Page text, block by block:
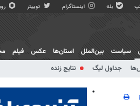
بله اینستاگرام توییتر
جداول لیگ نتایج زنده
سیاست بین‌الملل استان‌ها عکس فیلم